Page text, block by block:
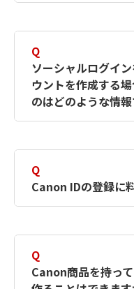
す。詳しい作成
何ですか？
ださい。
Q
ソーシャルログイ
ウントを作成する
のはどのような情報
択したサービ
簡単に作成でき
Canon IDの登
Q
Canon IDの登録に
Q
Canon商品を持っ